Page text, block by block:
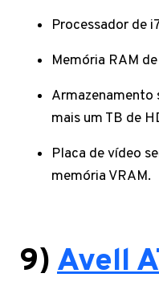
Processador de
Memória RAM
Armazenamento
mais um TB de
Placa de vídeo
memória VRAM.
9) Avell